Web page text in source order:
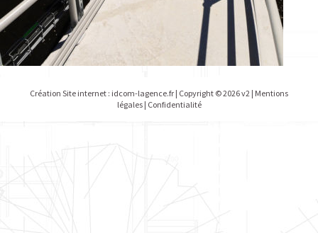
Création Site internet : idcom-lagence.fr | Copyright © 2026 v2 | Mentions
légales| Confidentialité